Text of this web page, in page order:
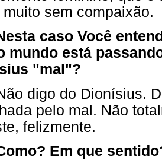
muito sem compaixão.
caso Você
mundo está
"mal"?
digo do Dionísius.
pelo mal. Não
felizmente.
Em que